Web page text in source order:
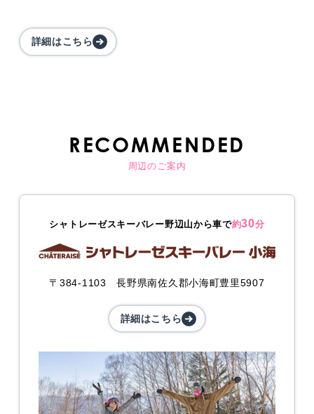
詳細はこちら
RECOMMENDED
周辺のご案内
シャトレーゼスキーバレー野辺山から車で約30分
〒384-1103 長野県南佐久郡小海町豊里5907
詳細はこちら